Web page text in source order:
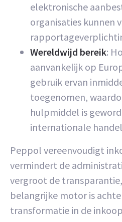
elektronische
organisaties kunnen
Wereldwijd bereik:
aanvankelijk op
gebruik ervan
toegenomen,
hulpmiddel is
internationale
Peppol vereenvoudigt
vermindert de
vergroot de
belangrijke motor is
transformatie in de